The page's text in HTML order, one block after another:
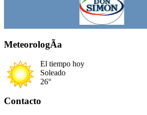
MeteorologÃ­a
El tiempo hoy
Soleado
26°
Contacto